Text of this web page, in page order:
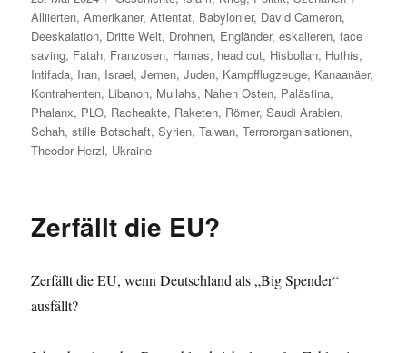
am
Alliierten,Amerikaner,Attentat, Babylonier, David Cameron,
Deeskalation, Dritte Welt, Drohnen, Engländer,eskalieren,face
saving, Fatah, Franzosen, Hamas, head cut, Hisbollah, Huthis,
Intifada, Iran, Israel,Jemen,Juden, Kampfflugzeuge, Kanaanäer,
Kontrahenten, Libanon, Mullahs, Nahen Osten, Palästina,
Phalanx, PLO, Racheakte, Raketen, Römer,Saudi Arabien,
Schah,stille Botschaft,Syrien,Taiwan,Terrororganisationen,
Theodor Herzl, Ukraine
Zerfällt die EU?
Zerfällt die EU, wenn Deutschland als „Big Spender“
ausfällt?